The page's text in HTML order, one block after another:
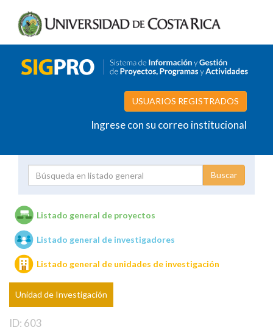
USUARIOS REGISTRADOS
Ingrese con su correo institucional
Unidades de investigación
Listado general de proyectos
Listado general de investigadores
Listado general de unidades de investigación
Unidad de Investigación
ID: 603